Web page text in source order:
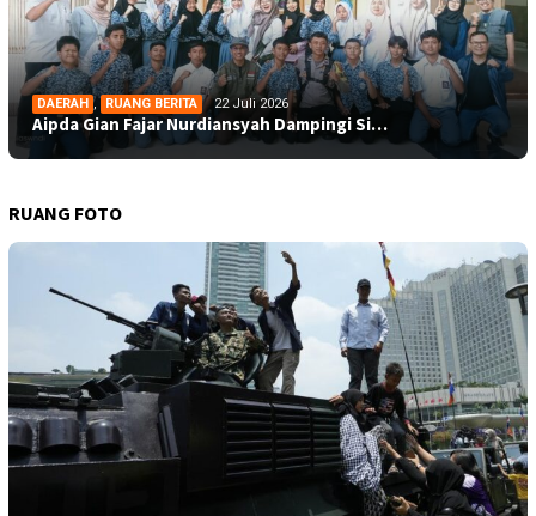
DAERAH , RUANG BERITA 22 Juli 2026
Aipda Gian Fajar Nurdiansyah Dampingi Si…
RUANG FOTO